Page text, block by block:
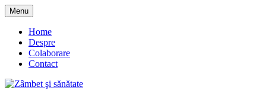
Skip
to
content
Zâmbet şi sănătate
Menu
Home
Despre
Colaborare
Contact